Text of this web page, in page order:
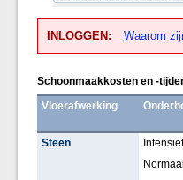
INLOGGEN: Waarom
Schoonmaakkosten en -
Vloerafwerking
Steen
Intensief
Normaal